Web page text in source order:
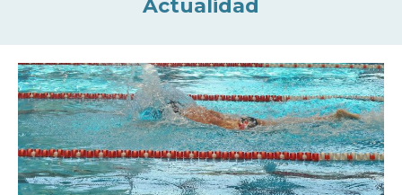
Actualidad